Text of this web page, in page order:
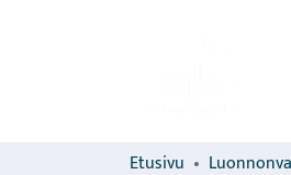
Etusivu